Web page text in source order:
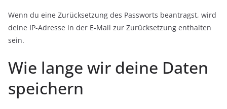
Wenn du eine Zurücksetzung des Passworts beantragst, wird
deine IP-Adresse in der E-Mail zur Zurücksetzung enthalten
sein.
Wie lange wir deine Daten
speichern